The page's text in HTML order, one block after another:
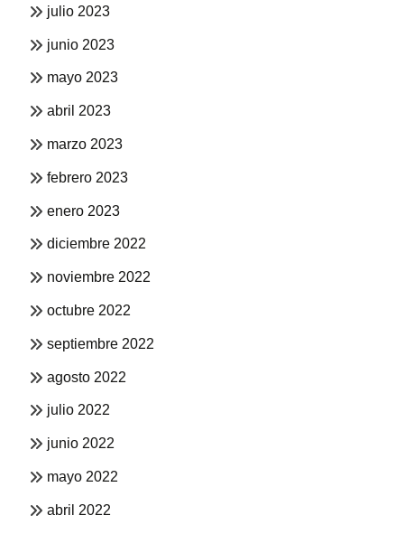
julio 2023
junio 2023
mayo 2023
abril 2023
marzo 2023
febrero 2023
enero 2023
diciembre 2022
noviembre 2022
octubre 2022
septiembre 2022
agosto 2022
julio 2022
junio 2022
mayo 2022
abril 2022